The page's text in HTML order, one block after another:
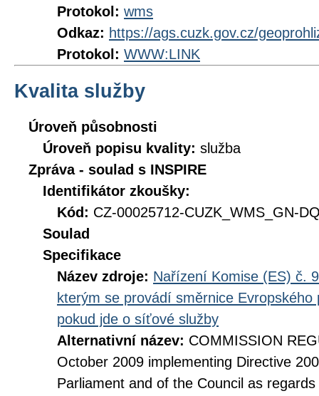
Protokol: wms
Odkaz: https://ags.cuzk.gov.cz/
Protokol: WWW:LINK
Kvalita služby
Úroveň působnosti
Úroveň popisu kvality: služba
Zpráva - soulad s INSPIRE
Identifikátor zkoušky:
Kód: CZ-00025712-CUZK_WMS_GN-
Soulad
Specifikace
Název zdroje: Nařízení Komise (ES) č.
kterým se provádí směrnice
pokud jde o síťové služby
Alternativní název: COMMISSION
October 2009 implementing Directive
Parliament and of the Council as